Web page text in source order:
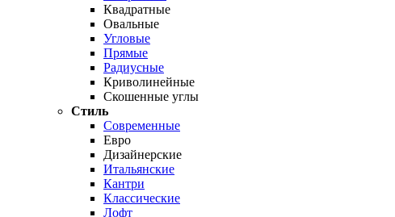
Квадратные
Овальные
Угловые
Прямые
Радиусные
Криволинейные
Скошенные углы
Стиль
Современные
Евро
Дизайнерские
Итальянские
Кантри
Классические
Лофт